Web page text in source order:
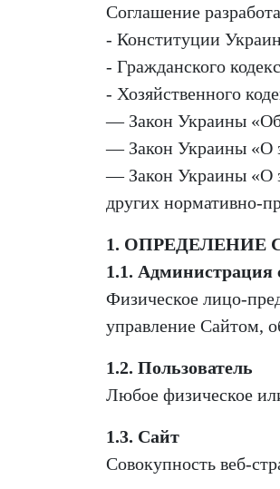
Соглашение
- Конституции
- Гражданского
- Хозяйственного
— Закон Украины
— Закон Украины «О
— Закон Украины «О
других нормативно-
1. ОПРЕДЕЛЕНИЕ
1.1. Администрация
Физическое лицо-
управление Сайтом,
1.2. Пользователь
Любое физическое
1.3. Сайт
Совокупность веб-